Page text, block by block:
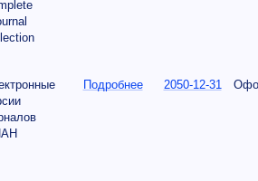
Подробнее 2050-12-31